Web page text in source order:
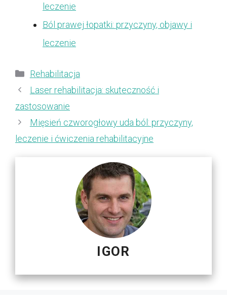
leczenie
Ból prawej łopatki: przyczyny, objawy i
leczenie
Kategorie
Rehabilitacja
Laser rehabilitacja: skuteczność i
zastosowanie
Mięsień czworogłowy uda ból: przyczyny,
leczenie i ćwiczenia rehabilitacyjne
IGOR